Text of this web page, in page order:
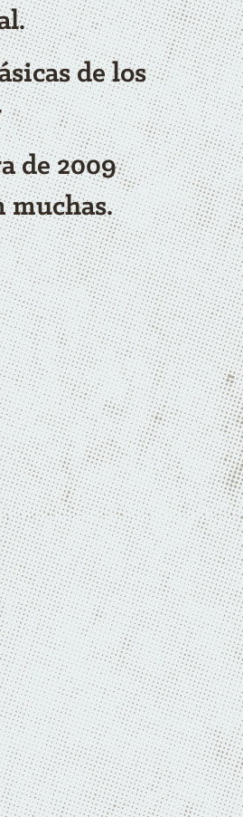
de los
de 2009
muchas.